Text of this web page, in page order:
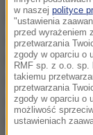
Wczoraj
z placu
Drogę
ustawionymi
stolicy z
W
w naszej polityce
"ustawienia
przed wyrażeniem
przetwarzania
zgody w oparciu o
RMF sp. z o.o. sp.
takiemu
przetwarzania
zgody w oparciu o
możliwość
ustawieniach